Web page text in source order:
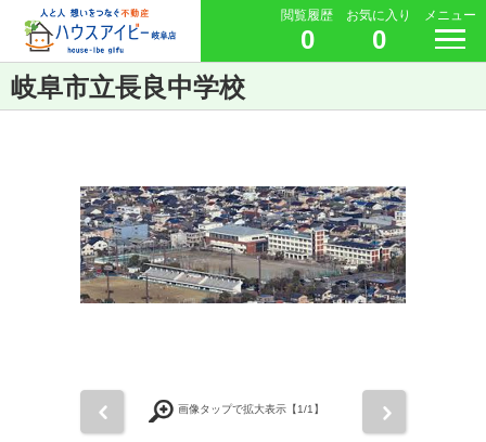
閲覧履歴
0
お気に入り
0
メニュー
岐阜市立長良中学校
画像タップで拡大表示【1/1】